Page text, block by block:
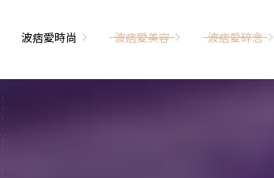
波痞愛時尚
品大採購
波痞愛美容 波痞愛碎念